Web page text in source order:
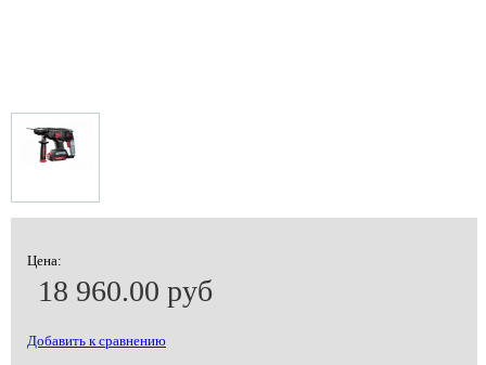
Цена:
18 960.00 руб
Добавить к сравнению